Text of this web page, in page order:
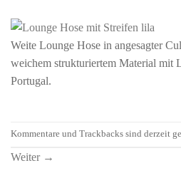
Weite Lounge Hose in angesagter
weichem strukturiertem Material mit
Portugal.
Kommentare und Trackbacks sind derzeit
Weiter →